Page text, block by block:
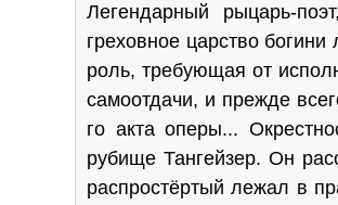
Легендарный рыцарь-
греховное царство
роль, требующая от
самоотдачи, и прежде
го акта оперы...
рубище Тангейзер. Он
распростёртый лежал в